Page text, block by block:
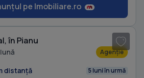
pe Imobiliare.ro
în Pianu
Agenție
distanță 5 luni în urmă